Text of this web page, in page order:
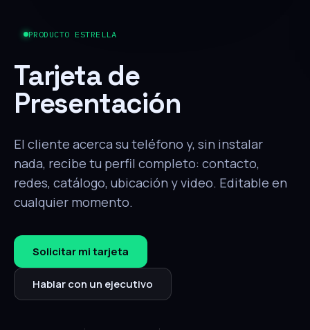
PRODUCTO ESTRELLA
Tarjeta de
Presentación
El cliente acerca su teléfono y, sin instalar
nada, recibe tu perfil completo: contacto,
redes, catálogo, ubicación y video. Editable en
cualquier momento.
Solicitar mi tarjeta
Hablar con un ejecutivo